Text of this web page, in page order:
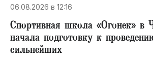
06.08.2026 в 12:16
Спортивная школа «Огонек» в
начала подготовку к
сильнейших